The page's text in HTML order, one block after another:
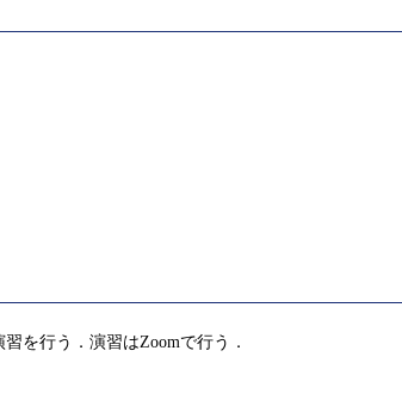
を行う．演習はZoomで行う．